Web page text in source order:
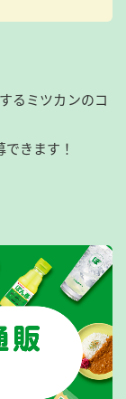
るミツカンのコ
きます！